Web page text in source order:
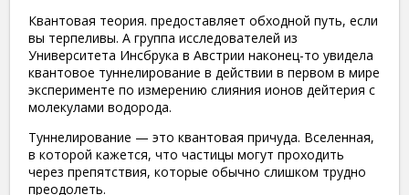
Квантовая теория. предоставляет обходной путь, если
вы терпеливы. А группа исследователей из
Университета Инсбрука в Австрии наконец-то увидела
квантовое туннелирование в действии в первом в мире
эксперименте по измерению слияния ионов дейтерия с
молекулами водорода.
Туннелирование — это квантовая причуда. Вселенная,
в которой кажется, что частицы могут проходить
через препятствия, которые обычно слишком трудно
преодолеть.